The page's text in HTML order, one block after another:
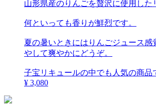
山形県産のりんごを贅沢に使用した
何といっても香りが鮮烈です。
夏の暑いときにはりんごジュース感
やして爽やかにどうぞ。
子宝リキュールの中でも人気の商品
¥ 3,080